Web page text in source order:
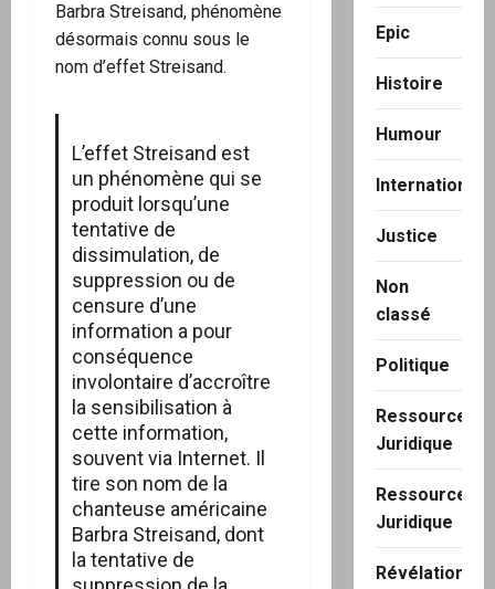
Barbra Streisand, phénomène
désormais connu sous le
nom d’effet Streisand.
L’effet Streisand est
un phénomène qui se
produit lorsqu’une
tentative de
dissimulation, de
suppression ou de
censure d’une
information a pour
conséquence
involontaire d’accroître
la sensibilisation à
cette information,
souvent via Internet. Il
tire son nom de la
chanteuse américaine
Barbra Streisand, dont
la tentative de
Epic
Histoire
Humour
International
Justice
Non
classé
Politique
Ressource
Juridique
Ressource
Juridique
Révélation